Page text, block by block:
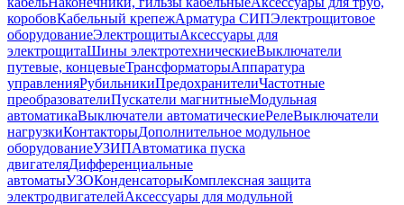
коробовКабельный крепежАрматура СИПЭлектрощитовое
оборудованиеЭлектрощитыАксессуары для
электрощитаШины электротехническиеВыключатели
путевые, концевыеТрансформаторыАппаратура
управленияРубильникиПредохранителиЧастотные
преобразователиПускатели магнитныеМодульная
автоматикаВыключатели автоматическиеРелеВыключатели
нагрузкиКонтакторыДополнительное модульное
оборудованиеУЗИПАвтоматика пуска
двигателяДифференциальные
автоматыУЗОКонденсаторыКомплексная защита
электродвигателейАксессуары для модульной